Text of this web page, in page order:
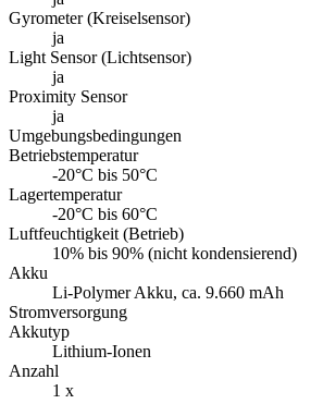
Gyrometer (Kreiselsensor)
ja
Light Sensor (Lichtsensor)
ja
Proximity Sensor
ja
Umgebungsbedingungen
Betriebstemperatur
-20°C bis 50°C
Lagertemperatur
-20°C bis 60°C
Luftfeuchtigkeit (Betrieb)
10% bis 90% (nicht kondensierend)
Akku
Li-Polymer Akku, ca. 9.660 mAh
Stromversorgung
Akkutyp
Lithium-Ionen
Anzahl
1 x